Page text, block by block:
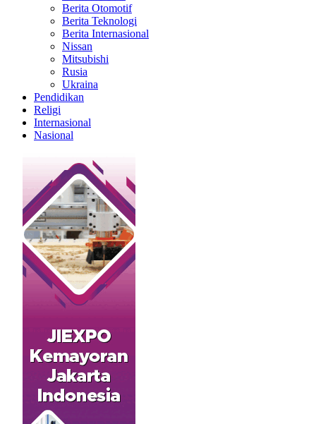
Berita Otomotif
Berita Teknologi
Berita Internasional
Nissan
Mitsubishi
Rusia
Ukraina
Pendidikan
Religi
Internasional
Nasional